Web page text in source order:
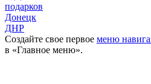
Создайте свое первое меню
в «Главное меню».